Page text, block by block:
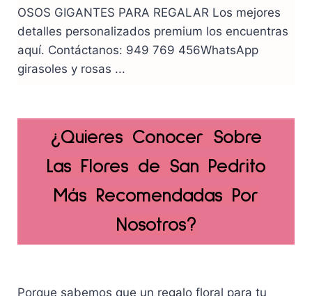
OSOS GIGANTES PARA REGALAR Los mejores
detalles personalizados premium los encuentras
aquí. Contáctanos: 949 769 456WhatsApp
girasoles y rosas ...
¿Quieres Conocer Sobre
Las Flores de San Pedrito
Más Recomendadas Por
Nosotros?
Porque sabemos que un regalo floral para tu